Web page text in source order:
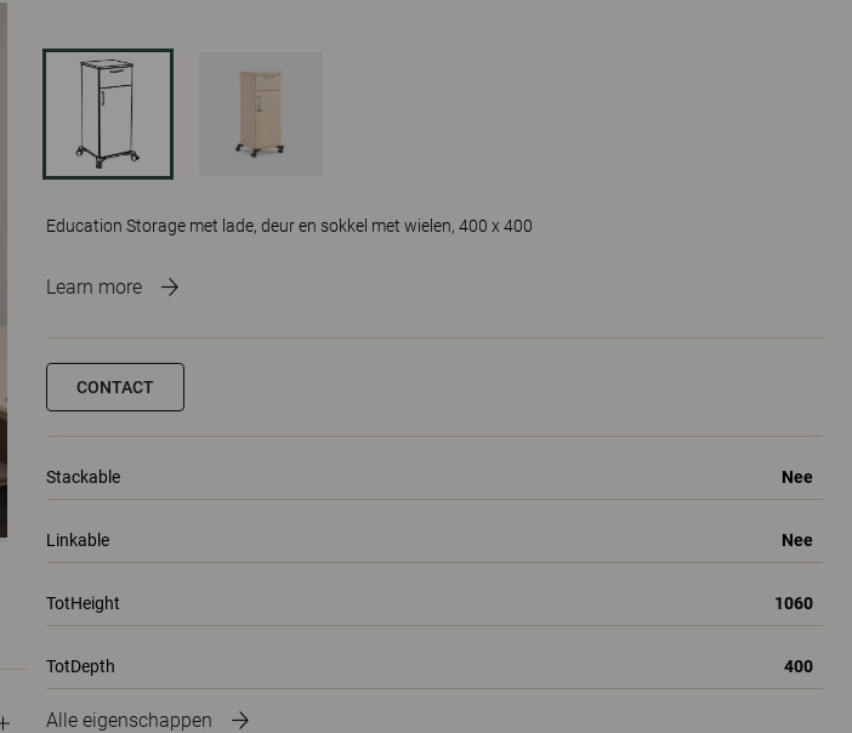
Education Storage met lade, deur en sokkel met wielen, 400 x 400
Learn more
CONTACT
Stackable Nee
Linkable Nee
TotHeight 1060
TotDepth 400
Alle eigenschappen